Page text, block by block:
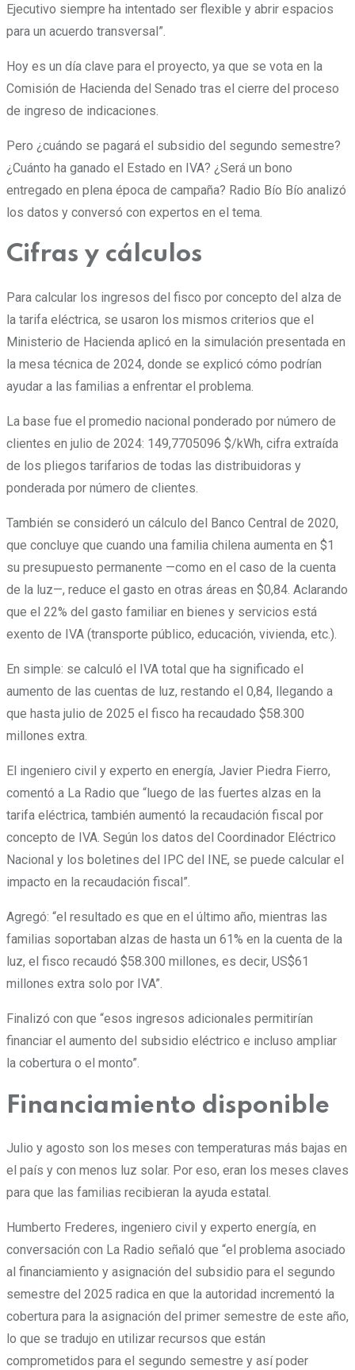
Ejecutivo siempre ha intentado ser flexible y abrir espacios
para un acuerdo transversal”.
Hoy es un día clave para el proyecto, ya que se vota en la
Comisión de Hacienda del Senado tras el cierre del proceso
de ingreso de indicaciones.
Pero ¿cuándo se pagará el subsidio del segundo semestre?
¿Cuánto ha ganado el Estado en IVA? ¿Será un bono
entregado en plena época de campaña? Radio Bío Bío analizó
los datos y conversó con expertos en el tema.
Cifras y cálculos
Para calcular los ingresos del fisco por concepto del alza de
la tarifa eléctrica, se usaron los mismos criterios que el
Ministerio de Hacienda aplicó en la simulación presentada en
la mesa técnica de 2024, donde se explicó cómo podrían
ayudar a las familias a enfrentar el problema.
La base fue el promedio nacional ponderado por número de
clientes en julio de 2024: 149,7705096 $/kWh, cifra extraída
de los pliegos tarifarios de todas las distribuidoras y
ponderada por número de clientes.
También se consideró un cálculo del Banco Central de 2020,
que concluye que cuando una familia chilena aumenta en $1
su presupuesto permanente —como en el caso de la cuenta
de la luz—, reduce el gasto en otras áreas en $0,84. Aclarando
que el 22% del gasto familiar en bienes y servicios está
exento de IVA (transporte público, educación, vivienda, etc.).
En simple: se calculó el IVA total que ha significado el
aumento de las cuentas de luz, restando el 0,84, llegando a
que hasta julio de 2025 el fisco ha recaudado $58.300
millones extra.
El ingeniero civil y experto en energía, Javier Piedra Fierro,
comentó a La Radio que “luego de las fuertes alzas en la
tarifa eléctrica, también aumentó la recaudación fiscal por
concepto de IVA. Según los datos del Coordinador Eléctrico
Nacional y los boletines del IPC del INE, se puede calcular el
impacto en la recaudación fiscal”.
Agregó: “el resultado es que en el último año, mientras las
familias soportaban alzas de hasta un 61% en la cuenta de la
luz, el fisco recaudó $58.300 millones, es decir, US$61
millones extra solo por IVA”.
Finalizó con que “esos ingresos adicionales permitirían
financiar el aumento del subsidio eléctrico e incluso ampliar
la cobertura o el monto”.
Financiamiento disponible
Julio y agosto son los meses con temperaturas más bajas en
el país y con menos luz solar. Por eso, eran los meses claves
para que las familias recibieran la ayuda estatal.
Humberto Frederes, ingeniero civil y experto energía, en
conversación con La Radio señaló que “el problema asociado
al financiamiento y asignación del subsidio para el segundo
semestre del 2025 radica en que la autoridad incrementó la
cobertura para la asignación del primer semestre de este año,
lo que se tradujo en utilizar recursos que están
comprometidos para el segundo semestre y así poder